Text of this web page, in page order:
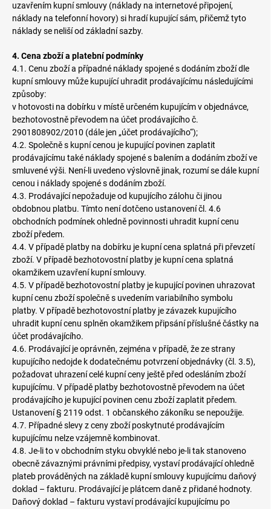
uzavřením kupní smlouvy (náklady na internetové připojení,
náklady na telefonní hovory) si hradí kupující sám, přičemž tyto
náklady se neliší od základní sazby.
4. Cena zboží a platební podmínky
4.1. Cenu zboží a případné náklady spojené s dodáním zboží dle
kupní smlouvy může kupující uhradit prodávajícímu následujícími
způsoby:
v hotovosti na dobírku v místě určeném kupujícím v objednávce,
bezhotovostně převodem na účet prodávajícího č.
2901808902/2010 (dále jen „účet prodávajícího“);
4.2. Společně s kupní cenou je kupující povinen zaplatit
prodávajícímu také náklady spojené s balením a dodáním zboží ve
smluvené výši. Není-li uvedeno výslovně jinak, rozumí se dále kupní
cenou i náklady spojené s dodáním zboží.
4.3. Prodávající nepožaduje od kupujícího zálohu či jinou
obdobnou platbu. Tímto není dotčeno ustanovení čl. 4.6
obchodních podmínek ohledně povinnosti uhradit kupní cenu
zboží předem.
4.4. V případě platby na dobírku je kupní cena splatná při převzetí
zboží. V případě bezhotovostní platby je kupní cena splatná
okamžikem uzavření kupní smlouvy.
4.5. V případě bezhotovostní platby je kupující povinen uhrazovat
kupní cenu zboží společně s uvedením variabilního symbolu
platby. V případě bezhotovostní platby je závazek kupujícího
uhradit kupní cenu splněn okamžikem připsání příslušné částky na
účet prodávajícího.
4.6. Prodávající je oprávněn, zejména v případě, že ze strany
kupujícího nedojde k dodatečnému potvrzení objednávky (čl. 3.5),
požadovat uhrazení celé kupní ceny ještě před odesláním zboží
kupujícímu. V případě platby bezhotovostně převodem na účet
prodávajícího je kupující povinen cenu zboží zaplatit předem.
Ustanovení § 2119 odst. 1 občanského zákoníku se nepoužije.
4.7. Případné slevy z ceny zboží poskytnuté prodávajícím
kupujícímu nelze vzájemně kombinovat.
4.8. Je-li to v obchodním styku obvyklé nebo je-li tak stanoveno
obecně závaznými právními předpisy, vystaví prodávající ohledně
plateb prováděných na základě kupní smlouvy kupujícímu daňový
doklad – fakturu. Prodávající je plátcem daně z přidané hodnoty.
Daňový doklad – fakturu vystaví prodávající kupujícímu po